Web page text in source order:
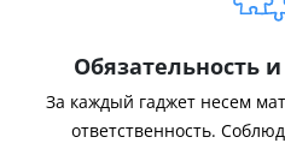
Обязательность
За каждый гаджет несем
ответственность.